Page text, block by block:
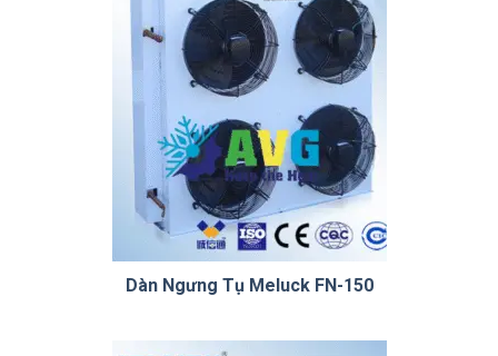
Dàn Ngưng Tụ Meluck FN-150